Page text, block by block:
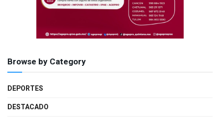
Browse by Category
DEPORTES
DESTACADO